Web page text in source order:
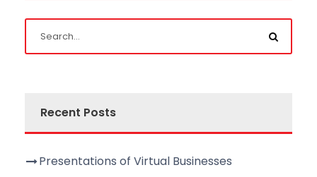
Recent Posts
Presentations of Virtual Businesses